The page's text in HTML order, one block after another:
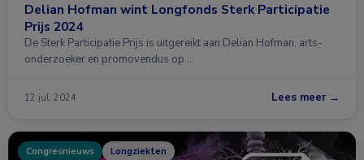
Delian Hofman wint Longfonds Sterk Participatie
Prijs 2024
De Sterk Participatie Prijs is uitgereikt aan Delian Hofman, arts-
onderzoeker en promovendus op …
12 jul. 2024 Lees meer →
Congresnieuws Longziekten